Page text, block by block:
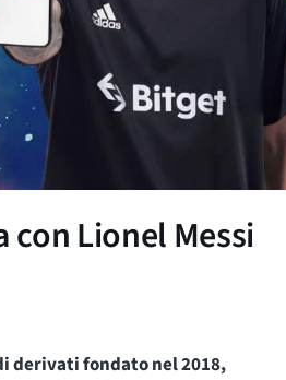
Lionel Messi
derivati fondato nel 2018,